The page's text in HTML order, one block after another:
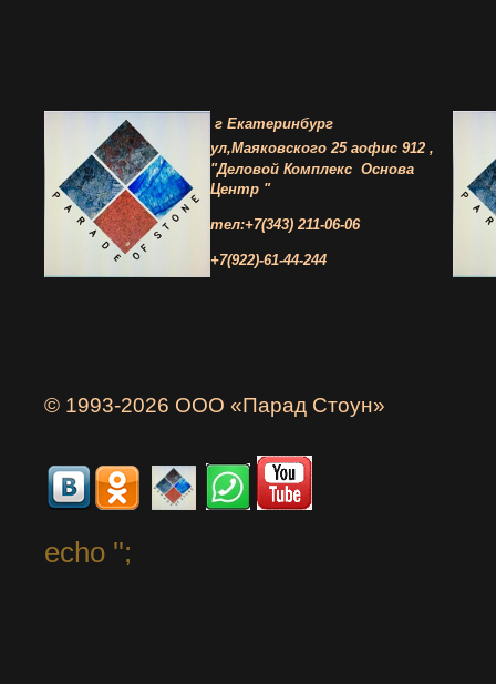
г Екатеринбург
ул,Маяковского 25 аофис 912 ,
"Деловой Комплекс Основа
Центр "
тел:+7(343) 211-06-06
+7(922)-61-44-244
© 1993-2026 ООО «Парад Стоун»
echo '';